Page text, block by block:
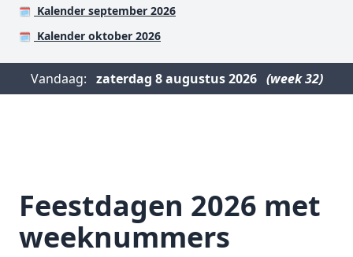
🗓️ Kalender september 2026
🗓️ Kalender oktober 2026
Vandaag: zaterdag 8 augustus 2026 (week 32)
Feestdagen 2026 met
weeknummers